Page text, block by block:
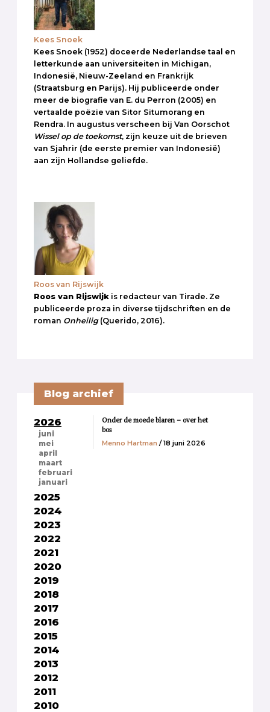
Kees Snoek
Kees Snoek (1952) doceerde Nederlandse taal en
letterkunde aan universiteiten in Michigan,
Indonesië, Nieuw-Zeeland en Frankrijk
(Straatsburg en Parijs). Hij publiceerde onder
meer de biografie van E. du Perron (2005) en
vertaalde poëzie van Sitor Situmorang en
Rendra. In augustus verscheen bij Van Oorschot
Wissel op de toekomst, zijn keuze uit de brieven
van Sjahrir (de eerste premier van Indonesië)
aan zijn Hollandse geliefde.
Roos van Rijswijk
Roos van Rijswijk is redacteur van Tirade. Ze
publiceerde proza in diverse tijdschriften en de
roman Onheilig(Querido, 2016).
Blog archief
2026
juni
mei
april
maart
februari
januari
2025
2024
2023
2022
2021
2020
2019
2018
2017
2016
2015
2014
2013
2012
2011
2010
Onder de moede blaren – over het
bos
Menno Hartman / 18 juni 2026